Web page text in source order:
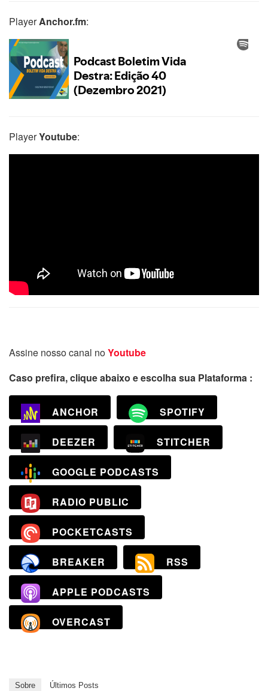
PlayerAnchor.fm:
PlayerYoutube:
Assine nosso canal noYoutube
Caso prefira, clique abaixo e escolha sua Plataforma :
ANCHOR SPOTIFY
DEEZER STITCHER
GOOGLE PODCASTS
RADIO PUBLIC
POCKETCASTS
BREAKER RSS
APPLE PODCASTS
OVERCAST
Sobre Últimos Posts